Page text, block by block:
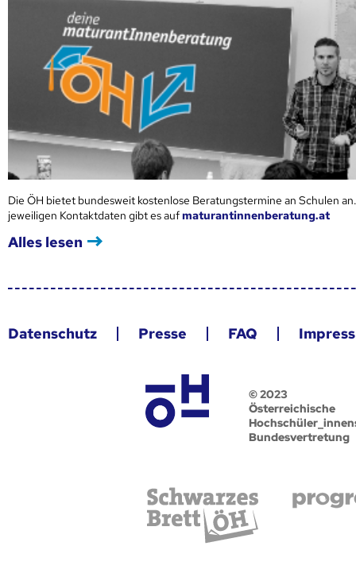
Die ÖH bietet bundesweit kostenlose Beratungstermine an Schulen
jeweiligen Kontaktdaten gibt es aufmaturantinnenberatung.at
Alles lesen
Datenschutz Presse FAQ
© 2023
Österreichische
Bundesvertretung